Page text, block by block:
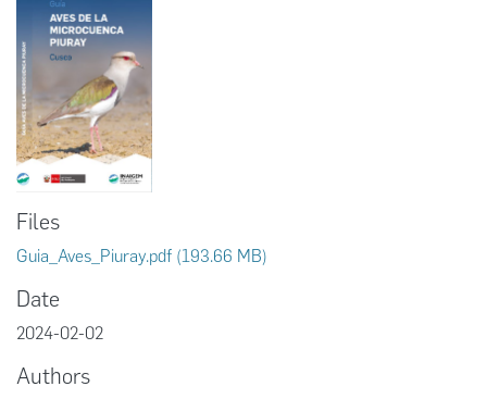
Files
Guia_Aves_Piuray.pdf (193.66 MB)
Date
2024-02-02
Authors